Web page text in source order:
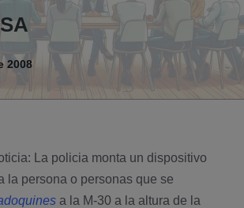
2008
La policia monta un dispositivo
la persona o personas que se
a la M-30 a la altura de la